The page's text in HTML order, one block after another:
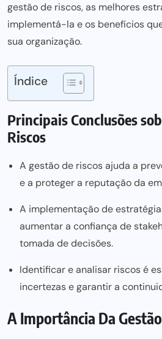
gestão de riscos, as melhores
implementá-la e os benefícios
sua organização.
Índice
Principais Conclusões
Riscos
A gestão de riscos ajuda a
e a proteger a reputação da
A implementação de
aumentar a confiança de
tomada de decisões.
Identificar e analisar riscos é
incertezas e garantir a
A Importância Da